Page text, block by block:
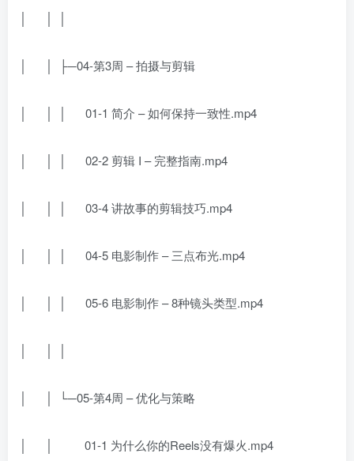
│ │ ├─04-第3周 – 拍摄与剪辑
│ │ │ 01-1 简介 – 如何保持一致性.mp4
│ │ │ 02-2 剪辑 I – 完整指南.mp4
│ │ │ 03-4 讲故事的剪辑技巧.mp4
│ │ │ 04-5 电影制作 – 三点布光.mp4
│ │ │ 05-6 电影制作 – 8种镜头类型.mp4
│ │ └─05-第4周 – 优化与策略
│ │ 01-1 为什么你的Reels没有爆火.mp4